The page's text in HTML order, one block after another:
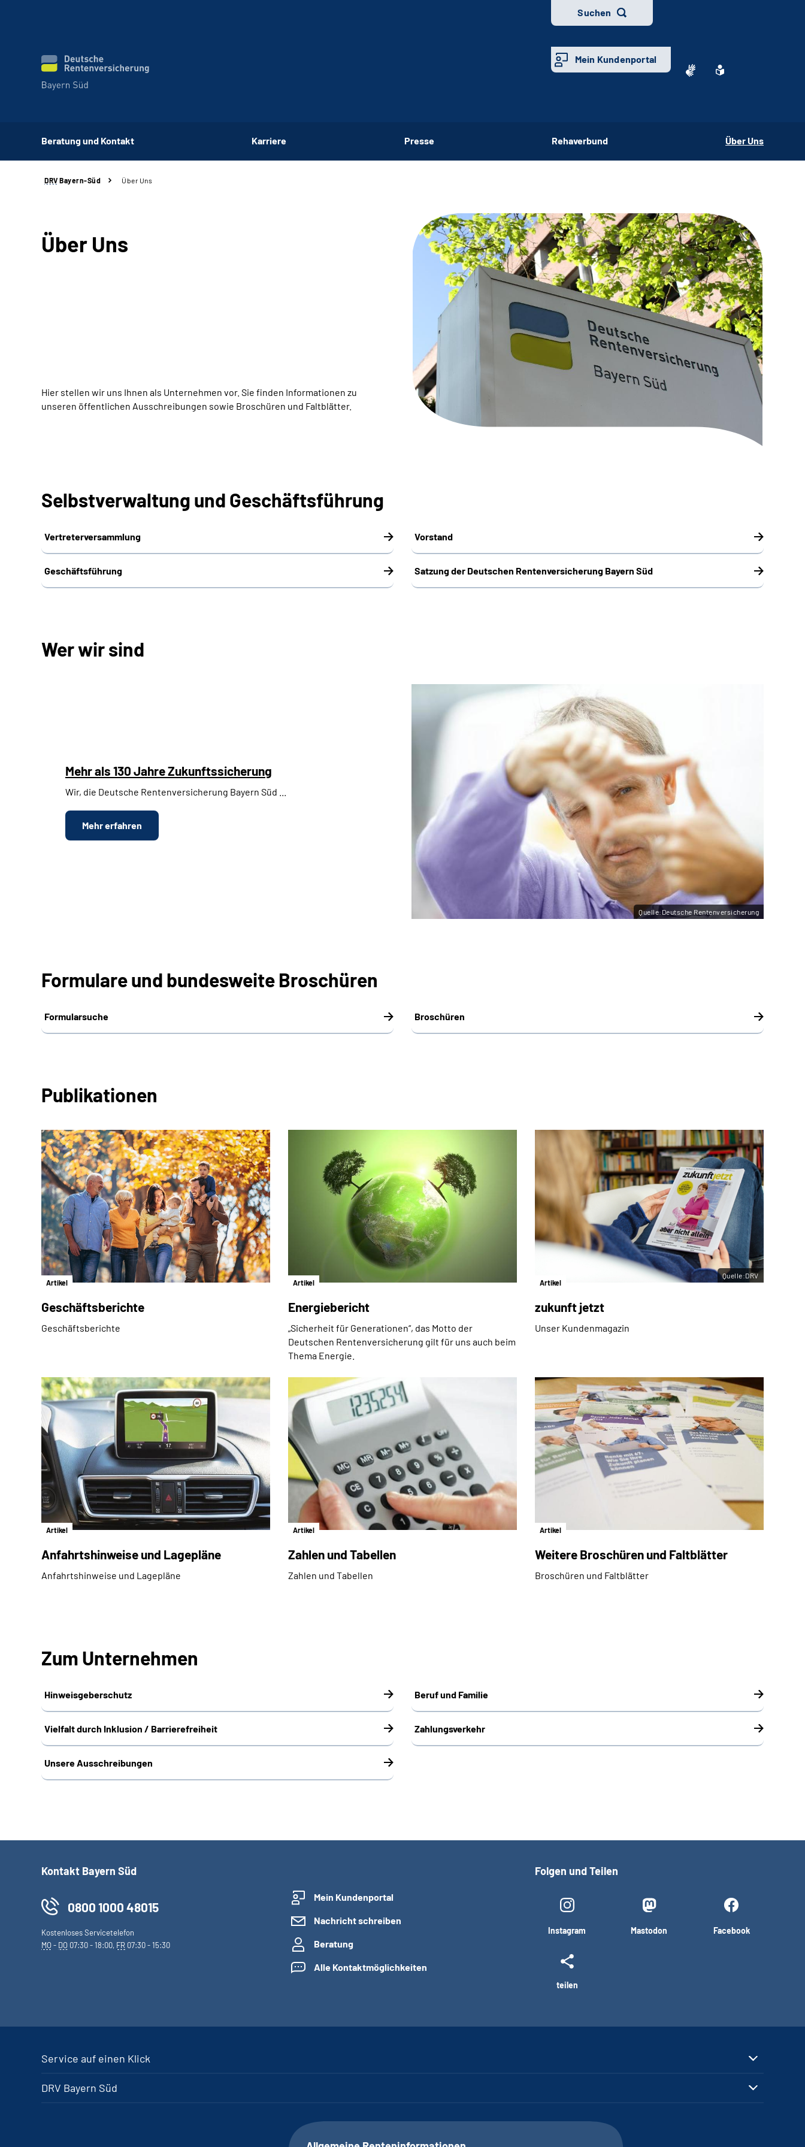
Suchen
Mein Kundenportal
Beratung und Kontakt Karriere Presse Rehaverbund Über Uns
DRV Bayern-Süd Über Uns
Über Uns
Hier stellen wir uns Ihnen als Unternehmen vor. Sie finden Informationen zu
unseren öffentlichen Ausschreibungen sowie Broschüren und Faltblätter.
Selbstverwaltung und Geschäftsführung
Vertreterversammlung Vorstand
Geschäftsführung Satzung der Deutschen Rentenversicherung Bayern Süd
Wer wir sind
Mehr als 130 Jahre Zukunftssicherung
Wir, die Deutsche Rentenversicherung Bayern Süd ...
Mehr erfahren
Quelle:Deutsche Rentenversicherung
Formulare und bundesweite Broschüren
Formularsuche Broschüren
Publikationen
Artikel
Geschäftsberichte
Geschäftsberichte
Artikel
Energiebericht
„Sicherheit für Generationen“, das Motto der
Deutschen Rentenversicherung gilt für uns auch beim
Thema Energie.
Artikel
zukunft jetzt
Unser Kundenmagazin
Quelle:DRV
Artikel
Anfahrtshinweise und Lagepläne
Anfahrtshinweise und Lagepläne
Artikel
Zahlen und Tabellen
Zahlen und Tabellen
Artikel
Weitere Broschüren und Faltblätter
Broschüren und Faltblätter
Zum Unternehmen
Hinweisgeberschutz Beruf und Familie
Vielfalt durch Inklusion / Barrierefreiheit Zahlungsverkehr
Unsere Ausschreibungen
Kontakt Bayern Süd
0800 1000 48015
Kostenloses Servicetelefon
MO- DO 07:30 - 18:00, FR 07:30 - 15:30
Mein Kundenportal
Nachricht schreiben
Beratung
Alle Kontaktmöglichkeiten
Folgen und Teilen
Instagram Mastodon Facebook
teilen
Service auf einen Klick
DRV Bayern Süd